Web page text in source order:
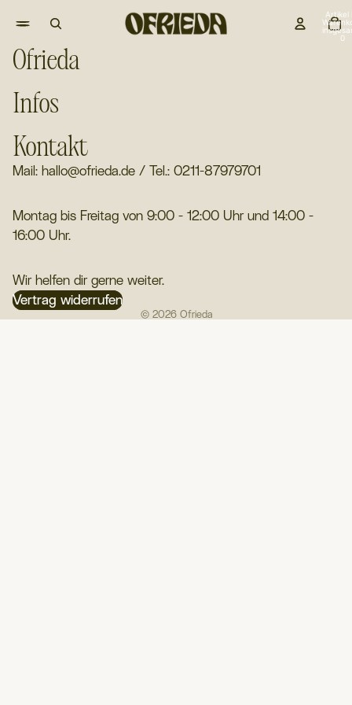
Artikel
0
Ofrieda
Infos
Kontakt
Mail: hallo@ofrieda.de / Tel.: 0211-87979701
Montag bis Freitag von 9:00 - 12:00 Uhr und 14:00 -
16:00 Uhr.
Wir helfen dir gerne weiter.
Vertrag widerrufen
© 2026 Ofrieda